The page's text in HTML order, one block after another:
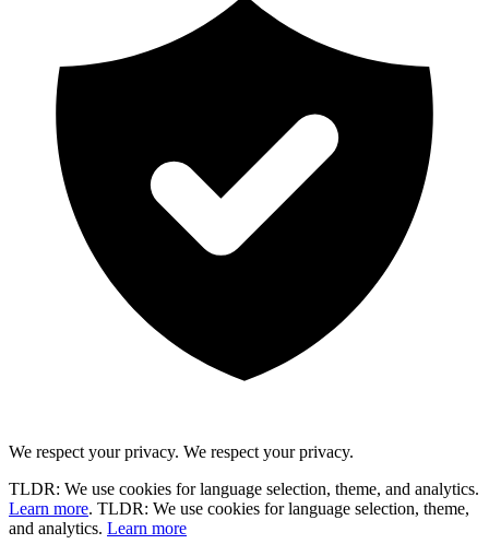
We respect your privacy. We respect your privacy.
TLDR: We use cookies for language selection, theme, and analytics.
Learn more. TLDR: We use cookies for language selection, theme,
and analytics. Learn more